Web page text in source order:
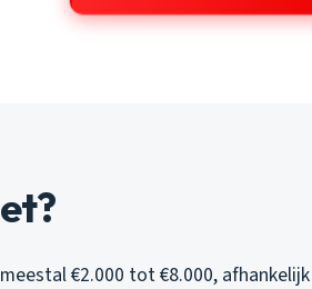
€2.000 tot €8.000,